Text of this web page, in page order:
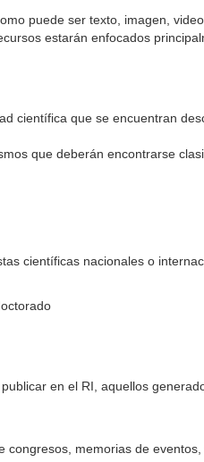
puede ser texto, imagen,
estarán enfocados
científica que se encuentran
que deberán encontrarse
científicas nacionales o
en el RI, aquellos
memorias de eventos,